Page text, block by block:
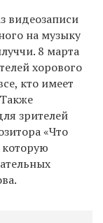
видеозаписи
на музыку
8 марта
хорового
кто имеет
зрителей
«Что